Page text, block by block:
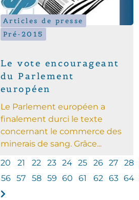
Articles de presse
Pré-2015
Le vote encourageant
du Parlement
européen
Le Parlement européen a
finalement durci le texte
concernant le commerce des
minerais de sang. Grâce...
20 21 22 23 24 25 26 27 28
56 57 58 59 60 61 62 63 64